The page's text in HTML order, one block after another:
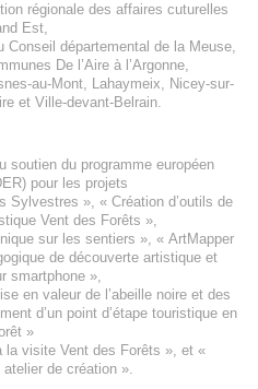
régionale des affaires cuturelles
Est,
Conseil départemental de la Meuse,
De l’Aire à l’Argonne,
au-Mont, Lahaymeix, Nicey-sur-
et Ville-devant-Belrain.
soutien du programme européen
pour les projets
Sylvestres », « Création d’outils de
Vent des Forêts »,
sur les sentiers », « ArtMapper
de découverte artistique et
smartphone »,
en valeur de l’abeille noire et des
d’un point d’étape touristique en
»
la visite Vent des Forêts », et «
atelier de création».